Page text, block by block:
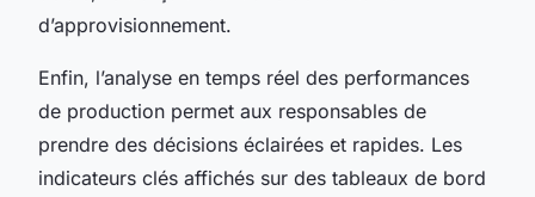
d’approvisionnement.
Enfin, l’analyse en temps réel des performances
de production permet aux responsables de
prendre des décisions éclairées et rapides. Les
indicateurs clés affichés sur des tableaux de bord